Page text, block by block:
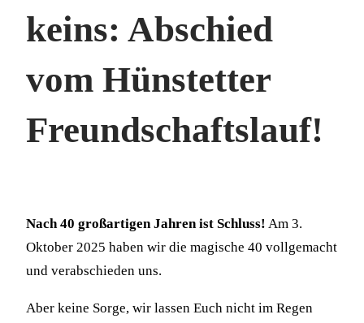
keins: Abschied
vom Hünstetter
Freundschaftslauf!
Nach 40 großartigen Jahren ist Schluss! Am 3.
Oktober 2025 haben wir die magische 40 vollgemacht
und verabschieden uns.
Aber keine Sorge, wir lassen Euch nicht im Regen